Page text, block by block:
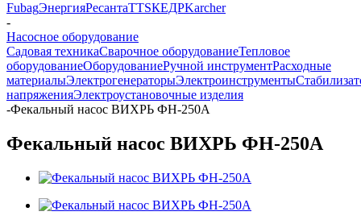
FubagЭнергияРесантаTTSКЕДРKarcher
-
Насосное оборудование
Садовая техникаСварочное оборудованиеТепловое
оборудованиеОборудованиеРучной инструментРасходные
материалыЭлектрогенераторыЭлектроинструменты
напряженияЭлектроустановочные изделия
-Фекальный насос ВИХРЬ ФН-250А
Фекальный насос ВИХРЬ ФН-250А